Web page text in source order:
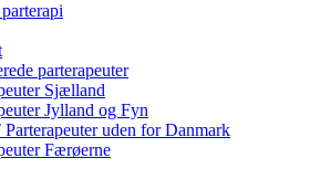
parterapeuter
Sjælland
Jylland og Fyn
uden for Danmark
Færøerne